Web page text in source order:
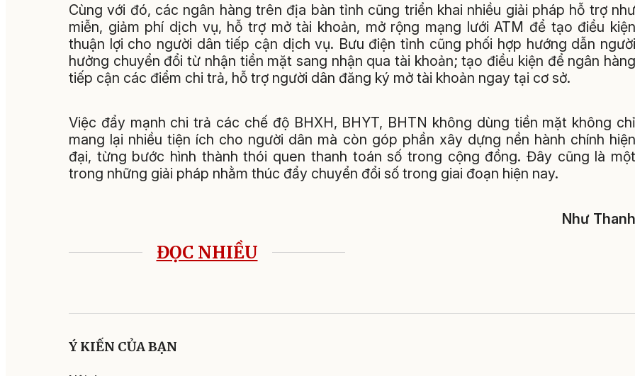
Cùng với đó, các ngân hàng trên địa bàn tỉnh cũng triển khai nhiều giải pháp hỗ trợ như
miễn, giảm phí dịch vụ, hỗ trợ mở tài khoản, mở rộng mạng lưới ATM để tạo điều kiện
thuận lợi cho người dân tiếp cận dịch vụ. Bưu điện tỉnh cũng phối hợp hướng dẫn người
hưởng chuyển đổi từ nhận tiền mặt sang nhận qua tài khoản; tạo điều kiện để ngân hàng
tiếp cận các điểm chi trả, hỗ trợ người dân đăng ký mở tài khoản ngay tại cơ sở.
Việc đẩy mạnh chi trả các chế độ BHXH, BHYT, BHTN không dùng tiền mặt không chỉ
mang lại nhiều tiện ích cho người dân mà còn góp phần xây dựng nền hành chính hiện
đại, từng bước hình thành thói quen thanh toán số trong cộng đồng. Đây cũng là một
trong những giải pháp nhằm thúc đẩy chuyển đổi số trong giai đoạn hiện nay.
Như Thanh
ĐỌC NHIỀU
Ý KIẾN CỦA BẠN